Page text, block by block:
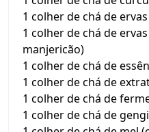
1 colher de chá de
1 colher de chá de
manjericão)
1 colher de chá de
1 colher de chá de
1 colher de chá de
1 colher de chá de